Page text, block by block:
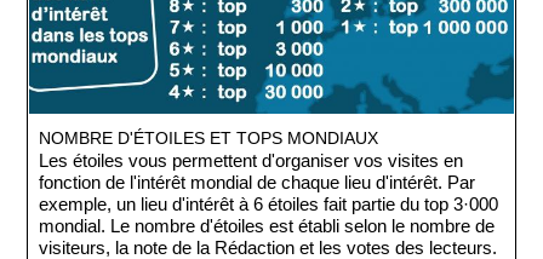
NOMBRE D'ÉTOILES ET TOPS MONDIAUX
Les étoiles vous permettent d'organiser vos visites en
fonction de l'intérêt mondial de chaque lieu d'intérêt. Par
exemple, un lieu d'intérêt à 6 étoiles fait partie du top 3·000
mondial. Le nombre d'étoiles est établi selon le nombre de
visiteurs, la note de la Rédaction et les votes des lecteurs.